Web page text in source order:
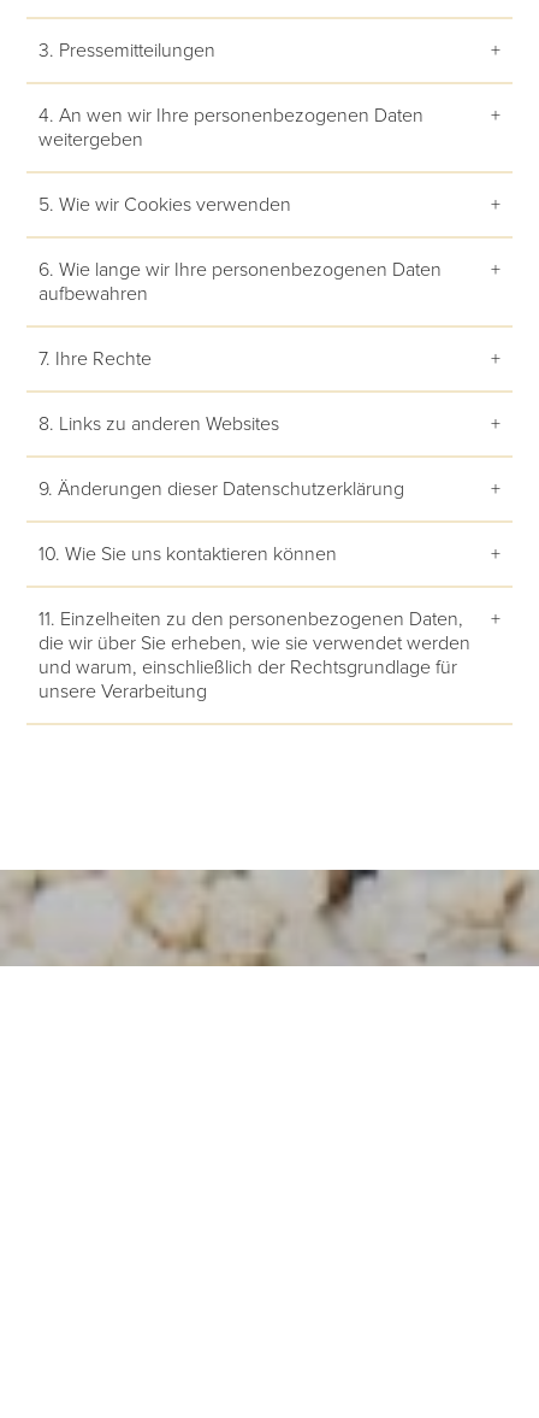
3. Pressemitteilungen +
4. An wen wir Ihre personenbezogenen Daten
weitergeben
+
5. Wie wir Cookies verwenden +
6. Wie lange wir Ihre personenbezogenen Daten
aufbewahren
+
7. Ihre Rechte +
8. Links zu anderen Websites +
9. Änderungen dieser Datenschutzerklärung +
10. Wie Sie uns kontaktieren können +
11. Einzelheiten zu den personenbezogenen Daten,
die wir über Sie erheben, wie sie verwendet werden
und warum, einschließlich der Rechtsgrundlage für
unsere Verarbeitung
+